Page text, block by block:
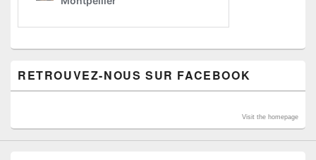
RETROUVEZ-NOUS SUR FACEBOOK
Visit the homepage